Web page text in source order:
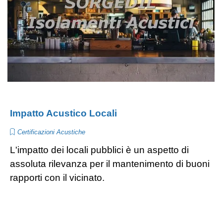
Impatto Acustico Locali
Certificazioni Acustiche
L'impatto dei locali pubblici è un aspetto di
assoluta rilevanza per il mantenimento di buoni
rapporti con il vicinato.